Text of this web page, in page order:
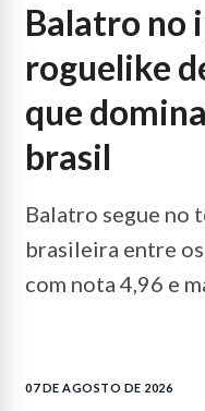
balatro no iphone: o
roguelike
que
brasil
Balatro segue no
brasileira entre
com nota 4,96 e
07 DE AGOSTO DE 2026